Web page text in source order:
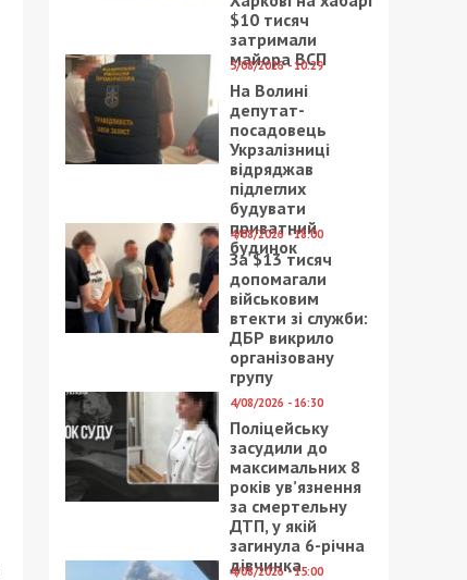
$10 тисяч
затримали
майора ВСП
5/08/2026 - 10:29
На Волині
депутат-
посадовець
Укрзалізниці
відряджав
підлеглих
будувати
приватний
будинок
4/08/2026 - 18:00
За $13 тисяч
допомагали
військовим
втекти зі служби:
ДБР викрило
організовану
групу
4/08/2026 - 16:30
Поліцейську
засудили до
максимальних 8
років ув’язнення
за смертельну
ДТП, у якій
загинула 6-річна
дівчинка
4/08/2026 - 15:00